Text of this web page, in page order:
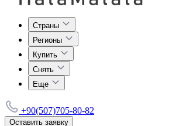
Страны
Регионы
Купить
Снять
Еще
+90(507)705-80-82
Оставить заявку